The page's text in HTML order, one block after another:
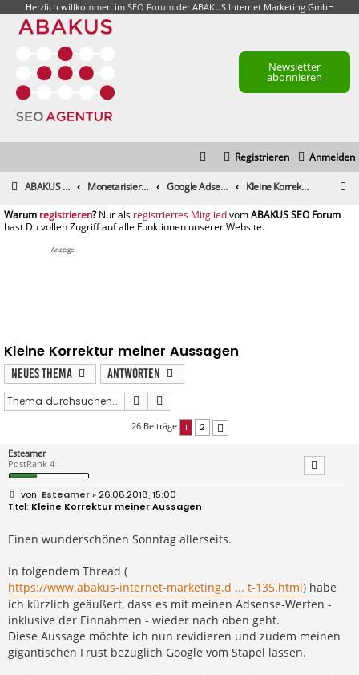
Herzlich willkommen im SEO Forumder ABAKUS Internet Marketing GmbH
Newsletter
abonnieren
Anmelden
Registrieren
ABAKUS Foren-Übersicht Monetarisierung & Controlling Google Adsense Kleine Korrektur meiner Aussagen
registrieren registriertes Mitglied
Anzeige
Kleine Korrektur meiner Aussagen
Neues Thema
Antworten
Suche
26 Beiträge 1 2
Esteamer
PostRank 4
B
e
i
r
a
Esteamer» 26.08.2018, 15:00
Kleine Korrektur meiner Aussagen
Einen wunderschönen Sonntag allerseits.
In folgendem Thread (
https://www.abakus-internet-marketing.d ... t-135.html) habe
ich kürzlich geäußert, dass es mit meinen Adsense-Werten -
inklusive der Einnahmen - wieder nach oben geht.
Diese Aussage möchte ich nun revidieren und zudem meinen
gigantischen Frust bezüglich Google vom Stapel lassen.